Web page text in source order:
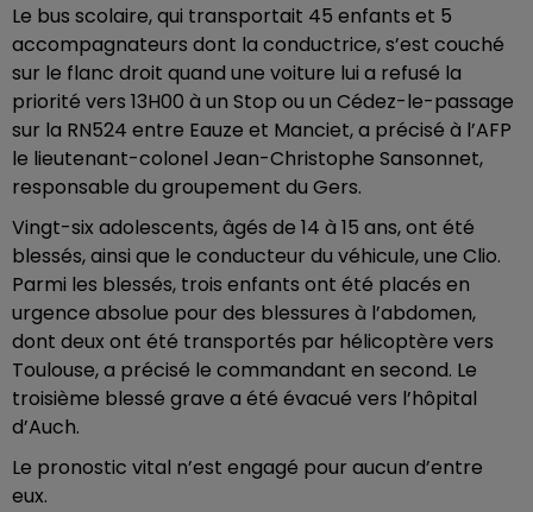
Le bus scolaire, qui transportait 45 enfants et 5
accompagnateurs dont la conductrice, s’est couché
sur le flanc droit quand une voiture lui a refusé la
priorité vers 13H00 à un Stop ou un Cédez-le-passage
sur la RN524 entre Eauze et Manciet, a précisé à l’AFP
le lieutenant-colonel Jean-Christophe Sansonnet,
responsable du groupement du Gers.
Vingt-six adolescents, âgés de 14 à 15 ans, ont été
blessés, ainsi que le conducteur du véhicule, une Clio.
Parmi les blessés, trois enfants ont été placés en
urgence absolue pour des blessures à l’abdomen,
dont deux ont été transportés par hélicoptère vers
Toulouse, a précisé le commandant en second. Le
troisième blessé grave a été évacué vers l’hôpital
d’Auch.
Le pronostic vital n’est engagé pour aucun d’entre
eux.